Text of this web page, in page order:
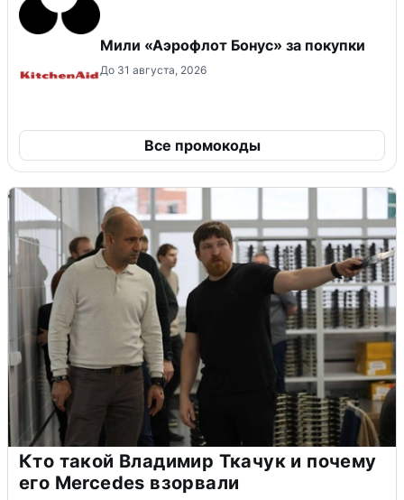
Мили «Аэрофлот Бонус» за покупки
До 31 августа, 2026
Все промокоды
Кто такой Владимир Ткачук и почему
его Mercedes взорвали